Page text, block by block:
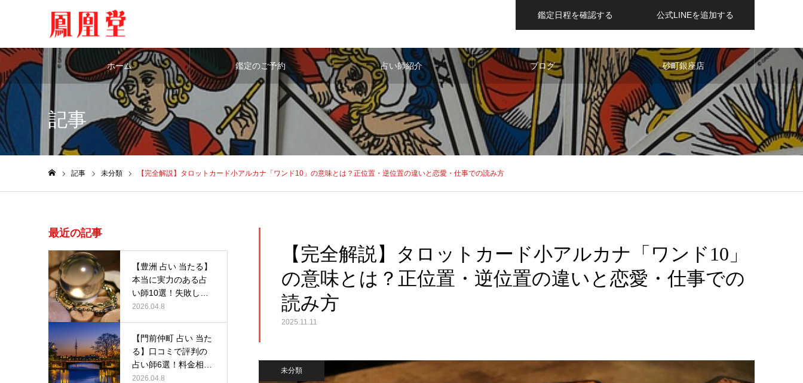
鑑定日程を確認する 公式LINEを追加する
ホーム 鑑定のご予約 占い師紹介 ブログ 砂町銀座店
記事
記事 未分類 【完全解説】タロットカード小アルカナ「ワンド10」の意味とは？正位置・逆位置の違いと恋愛・仕事での読み方
【完全解説】タロットカード小アルカナ「ワンド10」
の意味とは？正位置・逆位置の違いと恋愛・仕事での
読み方
2025.11.11
未分類
最近の記事
【豊洲 占い 当たる】
本当に実力のある占
い師10選！失敗しな
い選び…
2026.04.8
【門前仲町 占い 当た
る】口コミで評判の
占い師6選！料金相場
から予…
2026.04.8